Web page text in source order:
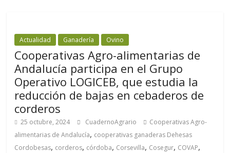
Actualidad Ganadería Ovino
Cooperativas Agro-alimentarias de
Andalucía participa en el Grupo
Operativo LOGICEB, que estudia la
reducción de bajas en cebaderos de
corderos
25 octubre, 2024 CuadernoAgrario
Cooperativas Agro-
alimentarias de Andalucía, cooperativas ganaderas Dehesas
Cordobesas, corderos, córdoba, Corsevilla, Cosegur, COVAP,